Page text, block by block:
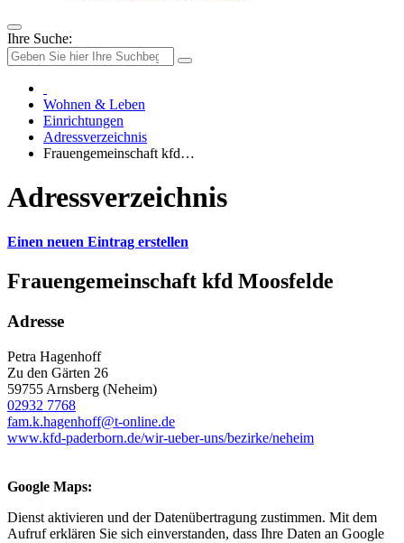
Ihre Suche:
Wohnen & Leben
Einrichtungen
Adressverzeichnis
Frauengemeinschaft kfd…
Adressverzeichnis
Einen neuen Eintrag erstellen
Frauengemeinschaft kfd Moosfelde
Adresse
Petra Hagenhoff
Zu den Gärten 26
59755 Arnsberg (Neheim)
02932 7768
fam.k.hagenhoff@t-online.de
www.kfd-paderborn.de/wir-ueber-uns/bezirke/neheim
Google Maps:
Dienst aktivieren und der Datenübertragung zustimmen. Mit dem
Aufruf erklären Sie sich einverstanden, dass Ihre Daten an Google